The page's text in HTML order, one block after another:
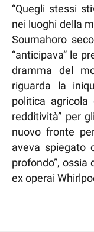
“Quegli stessi
nei luoghi della
Soumahoro
“anticipava” le
dramma del
riguarda la
politica agricola
redditività” per
nuovo fronte
aveva spiegato
profondo”, ossia
ex operai